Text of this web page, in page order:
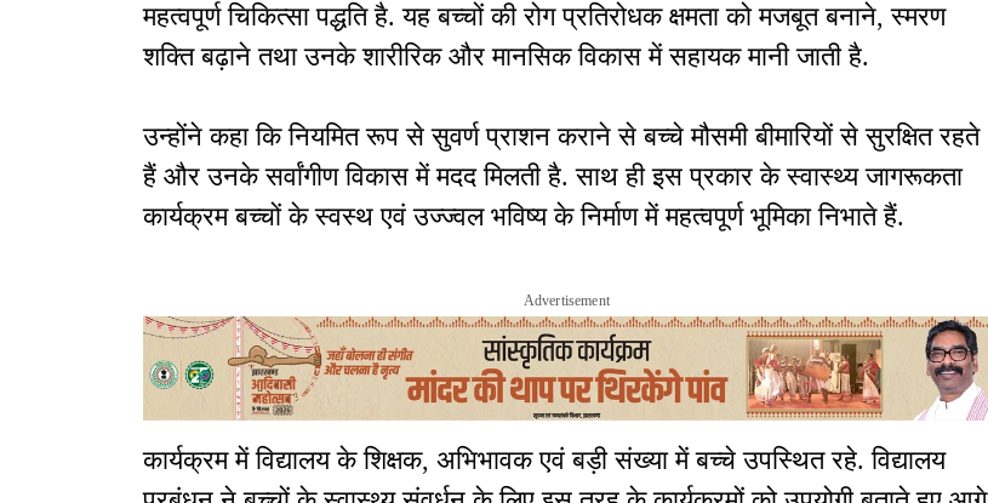
महत्वपूर्ण चिकित्सा पद्धति है. यह बच्चों की रोग प्रतिरोधक क्षमता को मजबूत बनाने, स्मरण
शक्ति बढ़ाने तथा उनके शारीरिक और मानसिक विकास में सहायक मानी जाती है.
उन्होंने कहा कि नियमित रूप से सुवर्ण प्राशन कराने से बच्चे मौसमी बीमारियों से सुरक्षित रहते
हैं और उनके सर्वांगीण विकास में मदद मिलती है. साथ ही इस प्रकार के स्वास्थ्य जागरूकता
कार्यक्रम बच्चों के स्वस्थ एवं उज्ज्वल भविष्य के निर्माण में महत्वपूर्ण भूमिका निभाते हैं.
Advertisement
कार्यक्रम में विद्यालय के शिक्षक, अभिभावक एवं बड़ी संख्या में बच्चे उपस्थित रहे. विद्यालय